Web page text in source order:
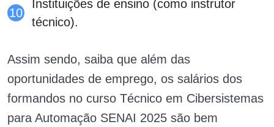
Instituições de ensino (como instrutor
técnico).
Assim sendo, saiba que além das
oportunidades de emprego, os salários dos
formandos no curso Técnico em Cibersistemas
para Automação SENAI 2025 são bem